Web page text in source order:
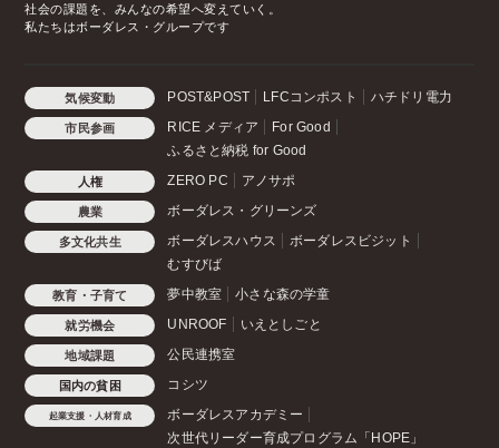
社会の課題を、みんなの希望へ変えていく。
私たちはボーダレス・グループです
気候変動 POST&POST LFCコンポスト ハチドリ電力
市民参画 RICE メディア
For Good
ふるさと納税 for Good
人権 ZERO PC アノサポ
農業 ボーダレス・グリーンズ
多文化共生 ボーダレスハウス
ボーダレスビジット
むすびば
教育・子育て 夢中教室 小さな森の学童
就労機会 UNROOF いえとしごと
地域課題 公民連携室
国内の貧困 コシツ
起業支援・人材育成
ボーダレスアカデミー
次世代リーダー育成プログラム「HOPE」